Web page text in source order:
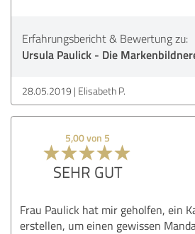
Erfahrungsbericht & Bewertung zu:
Ursula Paulick - Die
28.05.2019 Elisabeth P.
5,00 von 5
SEHR GUT
Frau Paulick hat mir geholfen, ein
erstellen, um einen gewissen